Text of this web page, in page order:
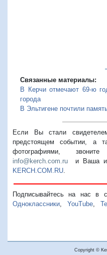
Связанные материалы:
В Керчи отмечают 69-ю
города
В Эльтигене почтили
Если Вы стали
предстоящем событии, а
фотографиями,
info@kerch.com.ru и Ваша
KERCH.COM.RU
Подписывайтесь на нас в
Одноклассники
YouTube
Copyright ©